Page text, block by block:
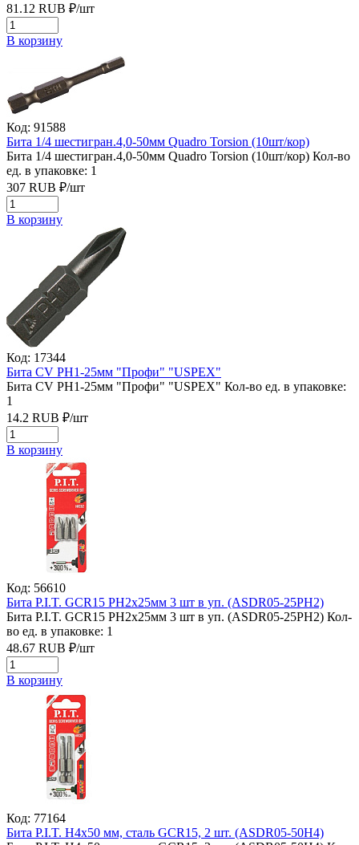
81.12 RUB ₽/шт
В корзину
Код: 91588
Бита 1/4 шестигран.4,0-50мм Quadro Torsion (10шт/кор)
Бита 1/4 шестигран.4,0-50мм Quadro Torsion (10шт/кор) Кол-во
ед. в упаковке: 1
307 RUB ₽/шт
В корзину
Код: 17344
Бита CV PH1-25мм "Профи" "USPEХ"
Бита CV PH1-25мм "Профи" "USPEХ" Кол-во ед. в упаковке:
1
14.2 RUB ₽/шт
В корзину
Код: 56610
Бита P.I.T. GCR15 PH2x25мм 3 шт в уп. (ASDR05-25PH2)
Бита P.I.T. GCR15 PH2x25мм 3 шт в уп. (ASDR05-25PH2) Кол-
во ед. в упаковке: 1
48.67 RUB ₽/шт
В корзину
Код: 77164
Бита P.I.T. H4x50 мм, сталь GCR15, 2 шт. (ASDR05-50H4)